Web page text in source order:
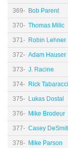
369- Bob Parent
370- Thomas Milic
371- Robin Lehner
372- Adam Hauser
373- J. Racine
374- Rick Tabaracci
375- Lukas Dostal
376- Mike Brodeur
377- Casey
378- Mike Parson